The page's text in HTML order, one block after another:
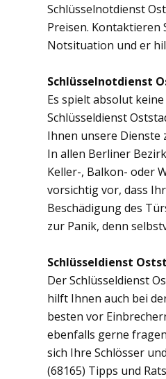
Schlüsselnotdienst
Preisen. Kontaktieren
Notsituation und er
Schlüsselnotdienst
Es spielt absolut
Schlüsseldienst
Ihnen unsere Dienste
In allen Berliner
Keller-, Balkon- oder
vorsichtig vor, dass
Beschädigung des
zur Panik, denn
Schlüsseldienst
Der Schlüsseldienst
hilft Ihnen auch bei
besten vor
ebenfalls gerne
sich Ihre Schlösser
(68165) Tipps und